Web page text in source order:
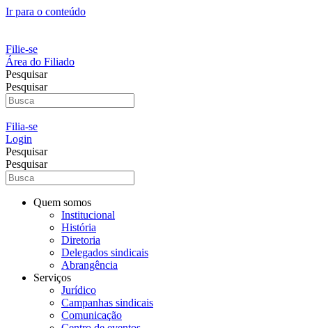
Ir para o conteúdo
Filie-se
Área do Filiado
Pesquisar
Pesquisar
Filia-se
Login
Pesquisar
Pesquisar
Quem somos
Institucional
História
Diretoria
Delegados sindicais
Abrangência
Serviços
Jurídico
Campanhas sindicais
Comunicação